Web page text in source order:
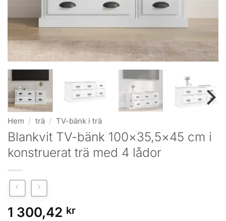
Hem / trä / TV-bänk i trä
Blankvit TV-bänk 100×35,5×45 cm i
konstruerat trä med 4 lådor
1 300,42 kr